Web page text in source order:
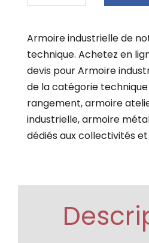
Armoire industrielle de
technique. Achetez en
devis pour Armoire
de la catégorie
rangement, armoire
industrielle, armoire
dédiés aux collectivités